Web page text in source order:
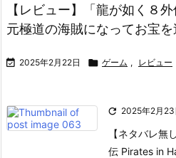
【レビュー】「龍が如く８
元極道の海賊になってお宝を
 2025年2月22日  ゲーム , レビュー
 2025年2月23
【ネタバレ無
伝 Pirates in